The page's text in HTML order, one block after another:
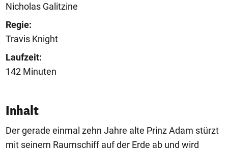
Nicholas Galitzine
Regie:
Travis Knight
Laufzeit:
142 Minuten
Inhalt
Der gerade einmal zehn Jahre alte Prinz Adam stürzt
mit seinem Raumschiff auf der Erde ab und wird